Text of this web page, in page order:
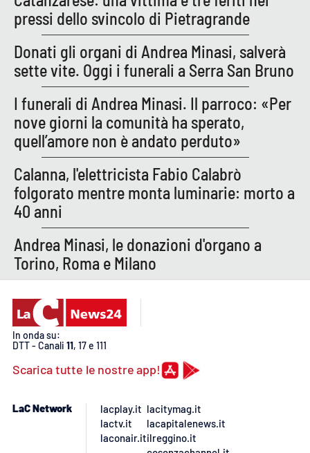
pressi dello svincolo di Pietragrande
Donati gli organi di Andrea Minasi, salverà
sette vite. Oggi i funerali a Serra San Bruno
I funerali di Andrea Minasi. Il parroco: «Per
nove giorni la comunità ha sperato,
quell’amore non è andato perduto»
Calanna, l'elettricista Fabio Calabrò
folgorato mentre monta luminarie: morto a
40 anni
Andrea Minasi, le donazioni d'organo a
Torino, Roma e Milano
In onda su:
DTT - Canali 11, 17 e 111
Scarica tutte le nostre app!
LaC Network
lacplay.it
lactv.it
laconair.it
lacitymag.it
lacapitalenews.it
ilreggino.it